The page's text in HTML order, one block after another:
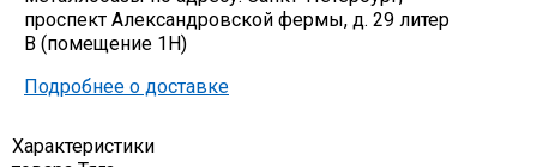
Нержавейка
проспект Александровской фермы, д. 29 литер
В (помещение 1Н)
Подробнее о доставке
Характеристики